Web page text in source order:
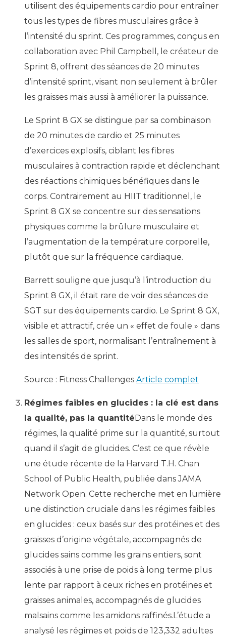
utilisent des équipements cardio pour entraîner
tous les types de fibres musculaires grâce à
l’intensité du sprint. Ces programmes, conçus en
collaboration avec Phil Campbell, le créateur de
Sprint 8, offrent des séances de 20 minutes
d’intensité sprint, visant non seulement à brûler
les graisses mais aussi à améliorer la puissance.
Le Sprint 8 GX se distingue par sa combinaison
de 20 minutes de cardio et 25 minutes
d’exercices explosifs, ciblant les fibres
musculaires à contraction rapide et déclenchant
des réactions chimiques bénéfiques dans le
corps. Contrairement au HIIT traditionnel, le
Sprint 8 GX se concentre sur des sensations
physiques comme la brûlure musculaire et
l’augmentation de la température corporelle,
plutôt que sur la fréquence cardiaque.
Barrett souligne que jusqu’à l’introduction du
Sprint 8 GX, il était rare de voir des séances de
SGT sur des équipements cardio. Le Sprint 8 GX,
visible et attractif, crée un « effet de foule » dans
les salles de sport, normalisant l’entraînement à
des intensités de sprint.
Source : Fitness Challenges Article complet
Régimes faibles en glucides : la clé est dans
la qualité, pas la quantitéDans le monde des
régimes, la qualité prime sur la quantité, surtout
quand il s’agit de glucides. C’est ce que révèle
une étude récente de la Harvard T.H. Chan
School of Public Health, publiée dans JAMA
Network Open. Cette recherche met en lumière
une distinction cruciale dans les régimes faibles
en glucides : ceux basés sur des protéines et des
graisses d’origine végétale, accompagnés de
glucides sains comme les grains entiers, sont
associés à une prise de poids à long terme plus
lente par rapport à ceux riches en protéines et
graisses animales, accompagnés de glucides
malsains comme les amidons raffinés.L’étude a
analysé les régimes et poids de 123,332 adultes